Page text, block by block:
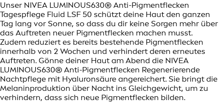
Unser NIVEA LUMINOUS630® Anti-Pigmentflecken
Tagespflege Fluid LSF 50 schützt deine Haut den ganzen
Tag lang vor Sonne, so dass du dir keine Sorgen mehr über
das Auftreten neuer Pigmentflecken machen musst.
Zudem reduziert es bereits bestehende Pigmentflecken
innerhalb von 2 Wochen und verhindert deren erneutes
Auftreten. Gönne deiner Haut am Abend die NIVEA
LUMINOUS630® Anti-Pigmentflecken Regenerierende
Nachtpflege mit Hyaluronsäure angereichert. Sie bringt die
Melaninproduktion über Nacht ins Gleichgewicht, um zu
verhindern, dass sich neue Pigmentflecken bilden.